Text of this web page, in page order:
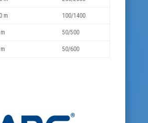
m 100/1400
50/500
50/600